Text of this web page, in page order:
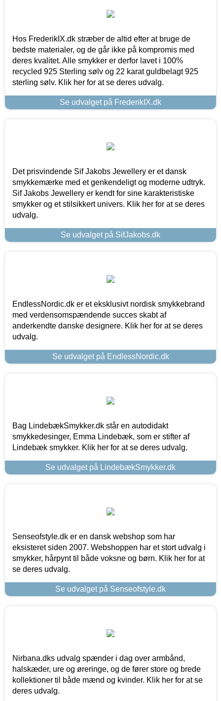
Hos FrederikIX.dk stræber de altid efter at bruge de
bedste materialer, og de går ikke på kompromis med
deres kvalitet. Alle smykker er derfor lavet i 100%
recycled 925 Sterling sølv og 22 karat guldbelagt 925
sterling sølv. Klik her for at se deres udvalg.
Se udvalget på FrederikIX.dk
Det prisvindende Sif Jakobs Jewellery er et dansk
smykkemærke med et genkendeligt og moderne udtryk.
Sif Jakobs Jewellery er kendt for sine karakteristiske
smykker og et stilsikkert univers. Klik her for at se deres
udvalg.
Se udvalget på SifJakobs.dk
EndlessNordic.dk er et eksklusivt nordisk smykkebrand
med verdensomspændende succes skabt af
anderkendte danske designere. Klik her for at se deres
udvalg.
Se udvalget på EndlessNordic.dk
Bag LindebækSmykker.dk står en autodidakt
smykkedesinger, Emma Lindebæk, som er stifter af
Lindebæk smykker. Klik her for at se deres udvalg.
Se udvalget på LindebækSmykker.dk
Senseofstyle.dk er en dansk webshop som har
eksisteret siden 2007. Webshoppen har et stort udvalg i
smykker, hårpynt til både voksne og børn. Klik her for at
se deres udvalg.
Se udvalget på Senseofstyle.dk
Nirbana.dks udvalg spænder i dag over armbånd,
halskæder, ure og øreringe, og de fører store og brede
kollektioner til både mænd og kvinder. Klik her for at se
deres udvalg.